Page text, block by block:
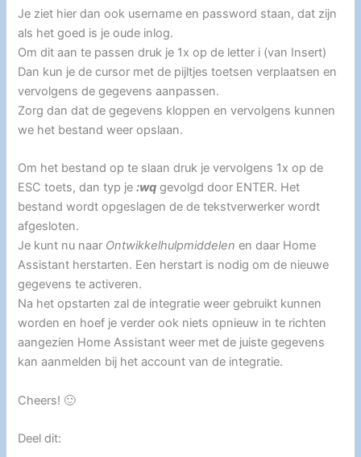
Je ziet hier dan ook username en password staan, dat zijn
als het goed is je oude inlog.
Om dit aan te passen druk je 1x op de letter i (van Insert)
Dan kun je de cursor met de pijltjes toetsen verplaatsen en
vervolgens de gegevens aanpassen.
Zorg dan dat de gegevens kloppen en vervolgens kunnen
we het bestand weer opslaan.
Om het bestand op te slaan druk je vervolgens 1x op de
ESC toets, dan typ je:wq gevolgd door ENTER. Het
bestand wordt opgeslagen de de tekstverwerker wordt
afgesloten.
Je kunt nu naar Ontwikkelhulpmiddelen en daar Home
Assistant herstarten. Een herstart is nodig om de nieuwe
gegevens te activeren.
Na het opstarten zal de integratie weer gebruikt kunnen
worden en hoef je verder ook niets opnieuw in te richten
aangezien Home Assistant weer met de juiste gegevens
kan aanmelden bij het account van de integratie.
Cheers! 🙂
Deel dit: